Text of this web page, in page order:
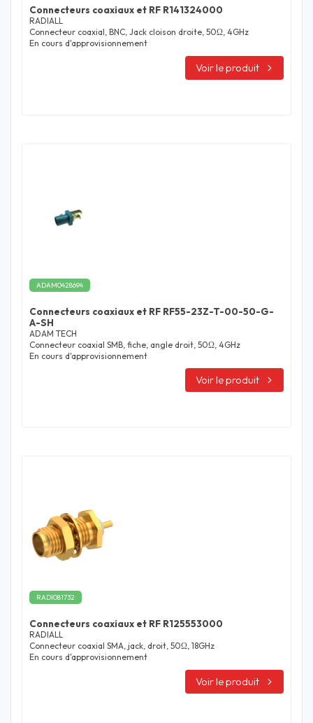
Connecteurs coaxiaux et RF R141324000
RADIALL
Connecteur coaxial, BNC, Jack cloison droite, 50Ω, 4GHz
En cours d'approvisionnement
Voir le produit
ADAM0428694
Connecteurs coaxiaux et RF RF55-23Z-T-00-50-G-
A-SH
ADAM TECH
Connecteur coaxial SMB, fiche, angle droit, 50Ω, 4GHz
En cours d'approvisionnement
Voir le produit
RADI081732
Connecteurs coaxiaux et RF R125553000
RADIALL
Connecteur coaxial SMA, jack, droit, 50Ω, 18GHz
En cours d'approvisionnement
Voir le produit